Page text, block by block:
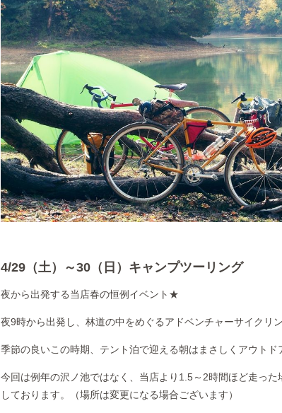
4/29（土）～30（日）キャンプツーリング
夜から出発する当店春の恒例イベント★
夜9時から出発し、林道の中をめぐるアドベンチャーサイクリ
季節の良いこの時期、テント泊で迎える朝はまさしくアウトド
今回は例年の沢ノ池ではなく、当店より1.5～2時間ほど走っ
しております。（場所は変更になる場合ございます）